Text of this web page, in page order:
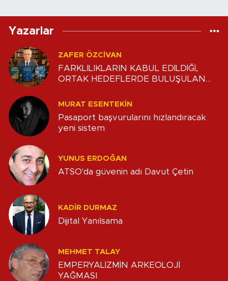
Yazarlar
ZAFER ÖZCIVAN
FARKLILIKLARIN KABUL EDİLDİĞİ,
ORTAK HEDEFLERDE BULUŞULAN
MURAT ESENTEKIN
Pasaport başvurularını hızlandıracak
yeni sistem
YUNUS ERDOĞAN
ATSO'da güvenin adı Davut Çetin
KADIR DURMAZ
Dijital Yanılsama
MEHMET TALAY
EMPERYALİZMİN ARKEOLOJİ
YAĞMASI